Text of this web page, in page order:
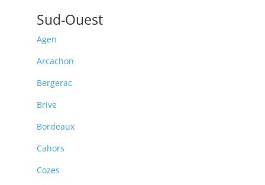
Sud-Ouest
Agen
Arcachon
Bergerac
Brive
Bordeaux
Cahors
Cozes